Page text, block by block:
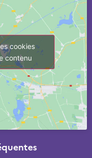
cookies
contenu